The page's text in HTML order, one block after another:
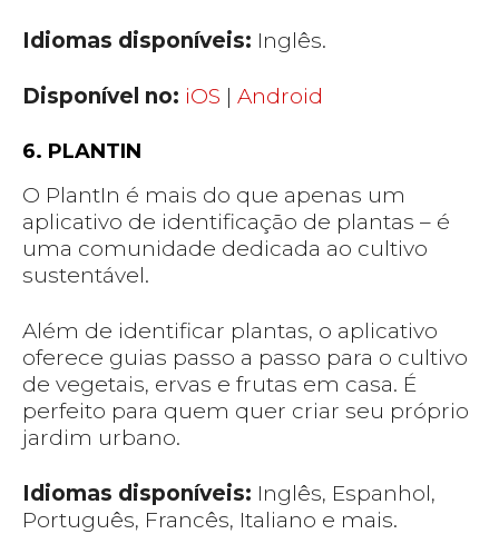
Idiomas disponíveis: Inglês.
Disponível no: iOS | Android
6. PLANTIN
O PlantIn é mais do que apenas um
aplicativo de identificação de plantas – é
uma comunidade dedicada ao cultivo
sustentável.
Além de identificar plantas, o aplicativo
oferece guias passo a passo para o cultivo
de vegetais, ervas e frutas em casa. É
perfeito para quem quer criar seu próprio
jardim urbano.
Idiomas disponíveis: Inglês, Espanhol,
Português, Francês, Italiano e mais.